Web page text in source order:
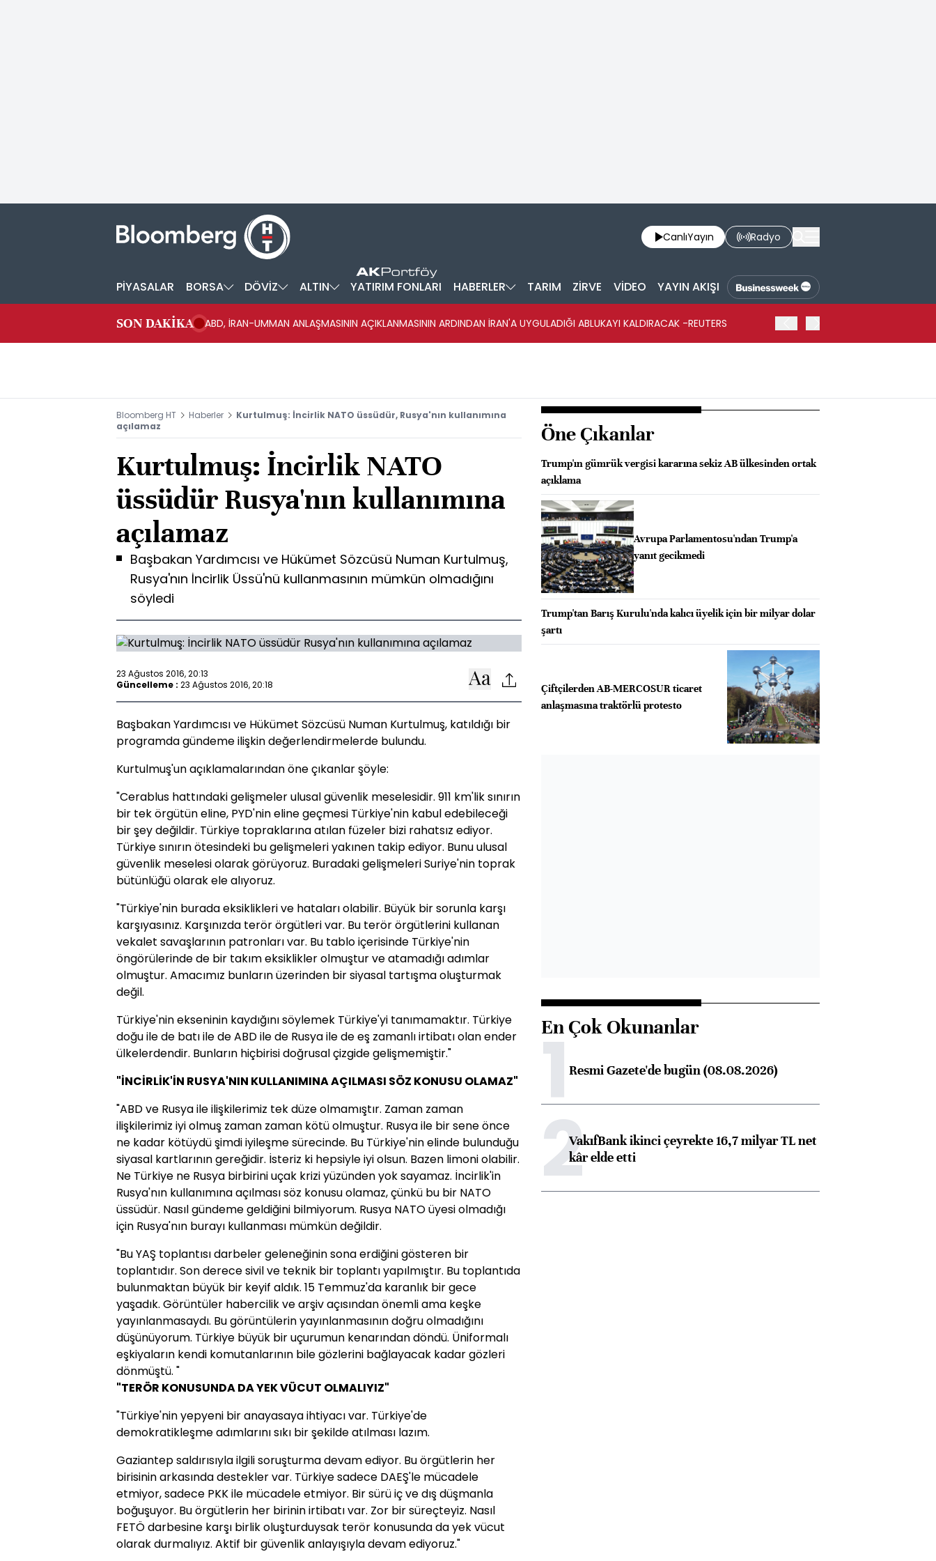
CanlıYayın Radyo
PİYASALAR BORSA DÖVİZ ALTIN YATIRIM FONLARI HABERLER TARIM ZİRVE VİDEO YAYIN AKIŞI
SON DAKİKA ABD, İRAN-UMMAN ANLAŞMASININ AÇIKLANMASININ ARDINDAN İRAN'A UYGULADIĞI ABLUKAYI KALDIRACAK -REUTERS
Bloomberg HT Haberler
Kurtulmuş: İncirlik NATO üssüdür, Rusya'nın kullanımına
açılamaz
Kurtulmuş: İncirlik NATO
üssüdür Rusya'nın kullanımına
açılamaz
Başbakan Yardımcısı ve Hükümet Sözcüsü Numan Kurtulmuş,
Rusya'nın İncirlik Üssü'nü kullanmasının mümkün olmadığını
söyledi
23 Ağustos 2016, 20:13
Güncelleme : 23 Ağustos 2016, 20:18
Başbakan Yardımcısı ve Hükümet Sözcüsü Numan Kurtulmuş, katıldığı bir
programda gündeme ilişkin değerlendirmelerde bulundu.
Kurtulmuş'un açıklamalarından öne çıkanlar şöyle:
"Cerablus hattındaki gelişmeler ulusal güvenlik meselesidir. 911 km'lik sınırın
bir tek örgütün eline, PYD'nin eline geçmesi Türkiye'nin kabul edebileceği
bir şey değildir. Türkiye topraklarına atılan füzeler bizi rahatsız ediyor.
Türkiye sınırın ötesindeki bu gelişmeleri yakınen takip ediyor. Bunu ulusal
güvenlik meselesi olarak görüyoruz. Buradaki gelişmeleri Suriye'nin toprak
bütünlüğü olarak ele alıyoruz.
"Türkiye'nin burada eksiklikleri ve hataları olabilir. Büyük bir sorunla karşı
karşıyasınız. Karşınızda terör örgütleri var. Bu terör örgütlerini kullanan
vekalet savaşlarının patronları var. Bu tablo içerisinde Türkiye'nin
öngörülerinde de bir takım eksiklikler olmuştur ve atamadığı adımlar
olmuştur. Amacımız bunların üzerinden bir siyasal tartışma oluşturmak
değil.
Türkiye'nin ekseninin kaydığını söylemek Türkiye'yi tanımamaktır. Türkiye
doğu ile de batı ile de ABD ile de Rusya ile de eş zamanlı irtibatı olan ender
ülkelerdendir. Bunların hiçbirisi doğrusal çizgide gelişmemiştir."
"İNCİRLİK'İN RUSYA'NIN KULLANIMINA AÇILMASI SÖZ KONUSU OLAMAZ"
"ABD ve Rusya ile ilişkilerimiz tek düze olmamıştır. Zaman zaman
ilişkilerimiz iyi olmuş zaman zaman kötü olmuştur. Rusya ile bir sene önce
ne kadar kötüydü şimdi iyileşme sürecinde. Bu Türkiye'nin elinde bulunduğu
siyasal kartlarının gereğidir. İsteriz ki hepsiyle iyi olsun. Bazen limoni olabilir.
Ne Türkiye ne Rusya birbirini uçak krizi yüzünden yok sayamaz. İncirlik'in
Rusya'nın kullanımına açılması söz konusu olamaz, çünkü bu bir NATO
üssüdür. Nasıl gündeme geldiğini bilmiyorum. Rusya NATO üyesi olmadığı
için Rusya'nın burayı kullanması mümkün değildir.
"Bu YAŞ toplantısı darbeler geleneğinin sona erdiğini gösteren bir
toplantıdır. Son derece sivil ve teknik bir toplantı yapılmıştır. Bu toplantıda
bulunmaktan büyük bir keyif aldık. 15 Temmuz'da karanlık bir gece
yaşadık. Görüntüler habercilik ve arşiv açısından önemli ama keşke
yayınlanmasaydı. Bu görüntülerin yayınlanmasının doğru olmadığını
düşünüyorum. Türkiye büyük bir uçurumun kenarından döndü. Üniformalı
eşkiyaların kendi komutanlarının bile gözlerini bağlayacak kadar gözleri
dönmüştü. "
"TERÖR KONUSUNDA DA YEK VÜCUT OLMALIYIZ"
"Türkiye'nin yepyeni bir anayasaya ihtiyacı var. Türkiye'de
demokratikleşme adımlarını sıkı bir şekilde atılması lazım.
Gaziantep saldırısıyla ilgili soruşturma devam ediyor. Bu örgütlerin her
birisinin arkasında destekler var. Türkiye sadece DAEŞ'le mücadele
etmiyor, sadece PKK ile mücadele etmiyor. Bir sürü iç ve dış düşmanla
boğuşuyor. Bu örgütlerin her birinin irtibatı var. Zor bir süreçteyiz. Nasıl
FETÖ darbesine karşı birlik oluşturduysak terör konusunda da yek vücut
olarak durmalıyız. Aktif bir güvenlik anlayışıyla devam ediyoruz."
Öne Çıkanlar
Trump'ın gümrük vergisi kararına sekiz AB ülkesinden ortak
açıklama
Avrupa Parlamentosu'ndan Trump'a
yanıt gecikmedi
Trump'tan Barış Kurulu'nda kalıcı üyelik için bir milyar dolar
şartı
Çiftçilerden AB-MERCOSUR ticaret
anlaşmasına traktörlü protesto
En Çok Okunanlar
1Resmi Gazete'de bugün (08.08.2026)
2VakıfBank ikinci çeyrekte 16,7 milyar TL net
kâr elde etti